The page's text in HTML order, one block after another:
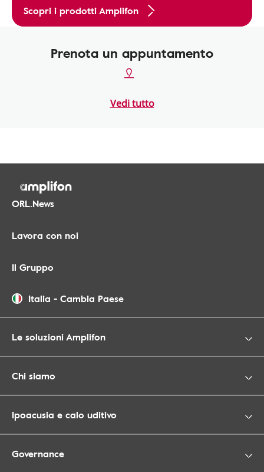
Scopri i prodotti Amplifon
Prenota un appuntamento
Vedi tutto
ORL.News
Lavora con noi
Il Gruppo
Italia - Cambia Paese
Le soluzioni Amplifon
Chi siamo
Ipoacusia e calo uditivo
Governance